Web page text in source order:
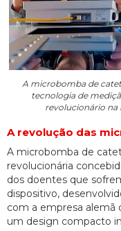
A microbomba de
tecnologia de
revolucionário na
A revolução das
A microbomba de
revolucionária
dos doentes que
dispositivo,
com a empresa alemã
um design compacto